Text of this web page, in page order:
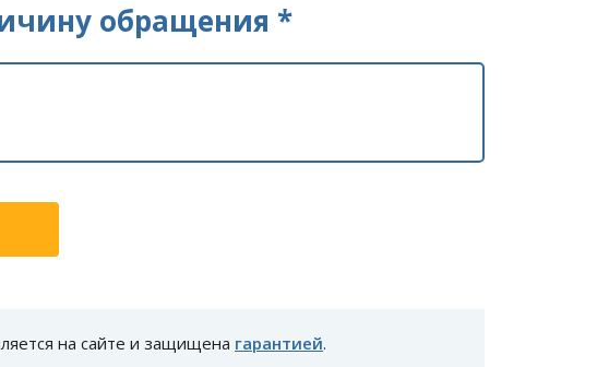
обращения *
на сайте и защищена гарантией.